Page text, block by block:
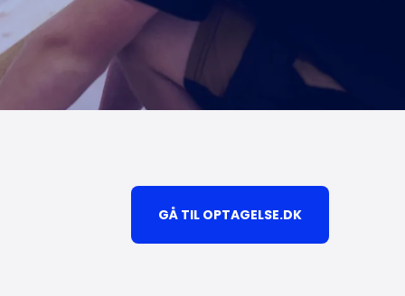
GÅ TIL OPTAGELSE.DK